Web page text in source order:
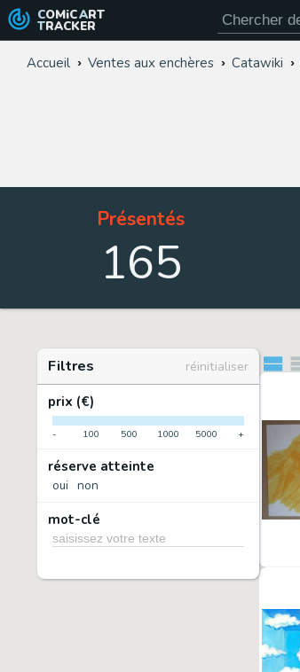
COMiC ART
TRACKER
Accueil Ventes aux enchères Catawiki
Présentés
165
Filtres
réinitialiser
prix (€)
- 100 500 1000 5000 +
réserve atteinte
oui non
mot-clé